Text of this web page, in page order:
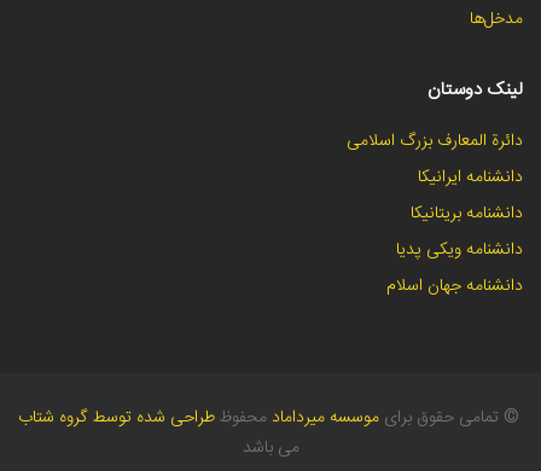
مدخل‌ها
لینک دوستان
دائرة المعارف بزرگ اسلامی
دانشنامه ایرانیکا
دانشنامه بریتانیکا
دانشنامه ویکی پدیا
دانشنامه جهان اسلام
طراحی شده توسط گروه شتاب © تمامی حقوق برای موسسه میرداماد محفوظ
می باشد